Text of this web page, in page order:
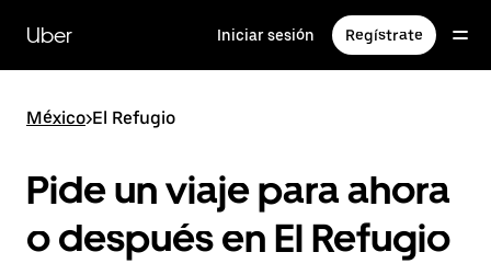
contenido
principal
Uber Iniciar sesión Regístrate
México>El Refugio
Pide un viaje para ahora
o después en El Refugio